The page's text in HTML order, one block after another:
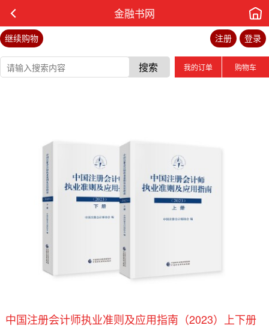
金融书网
继续购物 登录
注册
搜索 我的订单 购物车
中国注册会计师执业准则及应用指南（2023）上下册